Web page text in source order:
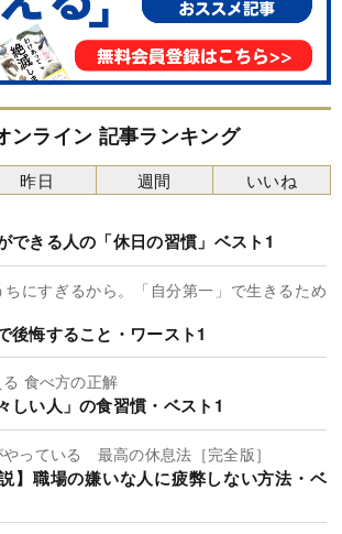
ンライン 記事ランキング
できる人の「休日の習慣」ベスト1
ちにすぎるから。「自分第一」で生きるため
後悔すること・ワースト1
食べ方の正解
しい人」の食習慣・ベスト1
っている 最高の休息法［完全版］
】職場の嫌いな人に疲弊しない方法・ベ
昨日 週間 いいね